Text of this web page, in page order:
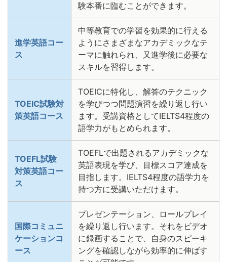
験本番に臨むことができます。
進学英語コー
ス
中等教育での学習を効果的に行える
ようにさまざまなアカデミックなテ
ーマに触れられ、又進学後に必要な
スキルを習得します。
TOEIC試験対
策英語コース
TOEICに特化し、解答のテクニック
を学びつつ問題演習を繰り返し行い
ます。受講資格としてIELTS4程度の
語学力がもとめられます。
TOEFL試験
対策英語コー
ス
TOEFLで出題されるアカデミックな
英語表現を学び、目標スコア達成を
目指します。IELTS4程度の語学力を
持つ方に受講いただけます。
国際コミュニ
ケーションコ
ース
プレゼンテーション、ロールプレイ
を繰り返し行います。それをビデオ
に録画することで、自身のスピーキ
ングを確認しながら効率的に伸ばす